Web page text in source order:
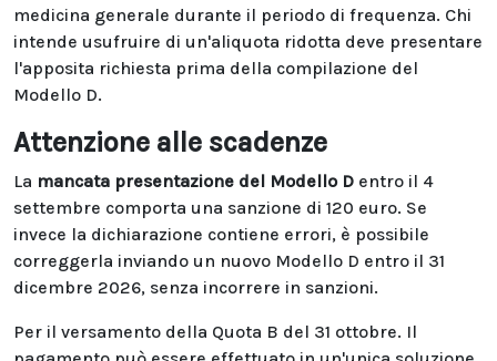
medicina generale durante il periodo di frequenza. Chi
intende usufruire di un'aliquota ridotta deve presentare
l'apposita richiesta prima della compilazione del
Modello D.
Attenzione alle scadenze
La mancata presentazione del Modello D entro il 4
settembre comporta una sanzione di 120 euro. Se
invece la dichiarazione contiene errori, è possibile
correggerla inviando un nuovo Modello D entro il 31
dicembre 2026, senza incorrere in sanzioni.
Per il versamento della Quota B del 31 ottobre. Il